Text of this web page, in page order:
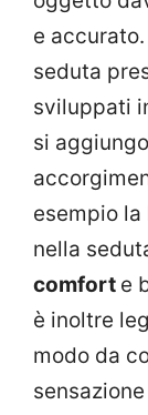
e
seduta
sviluppati
si
esempio
nella
comfort e
è inoltre
modo da